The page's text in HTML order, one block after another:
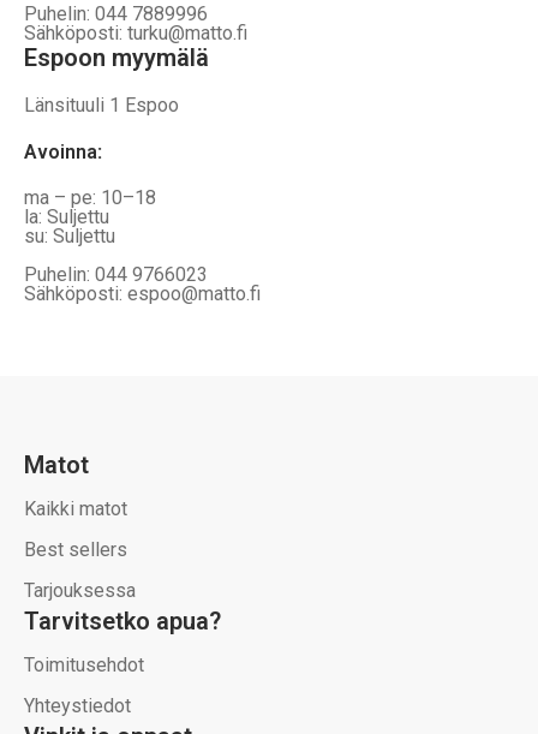
Puhelin: 044 7889996
Sähköposti: turku@matto.fi
Espoon myymälä
Länsituuli 1 Espoo
Avoinna:
ma – pe: 10–18
la: Suljettu
su: Suljettu
Puhelin: 044 9766023
Sähköposti: espoo@matto.fi
Matot
Kaikki matot
Best sellers
Tarjouksessa
Tarvitsetko apua?
Toimitusehdot
Yhteystiedot